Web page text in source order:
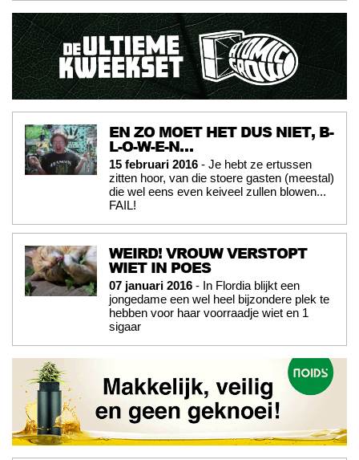
EN ZO MOET HET DUS NIET, B-
L-O-W-E-N…
15 februari 2016 - Je hebt ze ertussen
zitten hoor, van die stoere gasten (meestal)
die wel eens even keiveel zullen blowen...
FAIL!
WEIRD! VROUW VERSTOPT
WIET IN POES
07 januari 2016 - In Flordia blijkt een
jongedame een wel heel bijzondere plek te
hebben voor haar voorraadje wiet en 1
sigaar